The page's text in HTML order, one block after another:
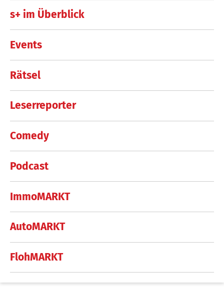
s+ im Überblick
Events
Rätsel
Leserreporter
Comedy
Podcast
ImmoMARKT
AutoMARKT
FlohMARKT